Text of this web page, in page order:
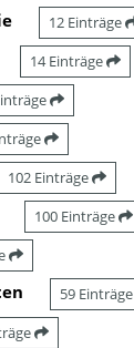
12 Einträge
14 Einträge
102 Einträge
100 Einträge
59 Einträge